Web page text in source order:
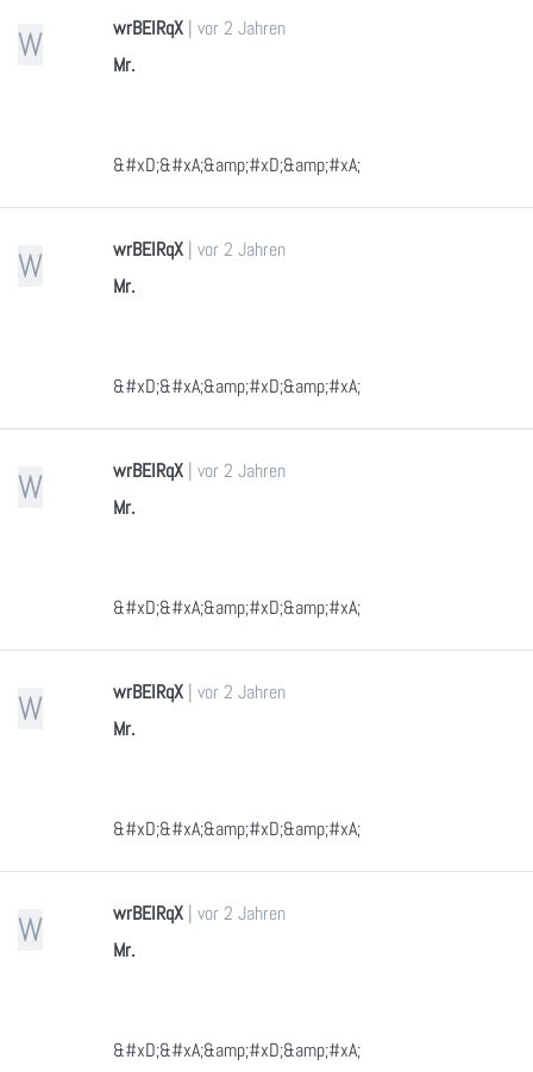
W wrBEIRqX | vor 2 Jahren
Mr.
&#xD;&#xA;&amp;#xD;&amp;#xA;
W wrBEIRqX | vor 2 Jahren
Mr.
&#xD;&#xA;&amp;#xD;&amp;#xA;
W wrBEIRqX | vor 2 Jahren
Mr.
&#xD;&#xA;&amp;#xD;&amp;#xA;
W wrBEIRqX | vor 2 Jahren
Mr.
&#xD;&#xA;&amp;#xD;&amp;#xA;
W wrBEIRqX | vor 2 Jahren
Mr.
&#xD;&#xA;&amp;#xD;&amp;#xA;